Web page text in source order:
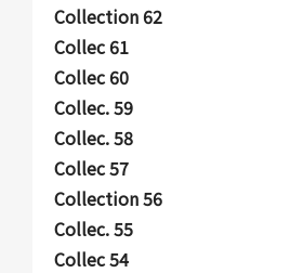
Collection 62
Collec 61
Collec 60
Collec. 59
Collec. 58
Collec 57
Collection 56
Collec. 55
Collec 54